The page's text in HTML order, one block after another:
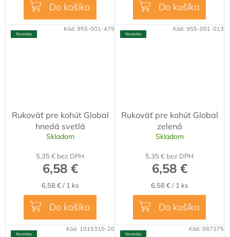
Do košíka Do košíka
Novinka
Rukoväť pre kohút Global
hnedá svetlá
Skladom
5,35 € bez DPH
6,58 €
Jednotková
cena:
6,58 € / 1 ks
Do košíka
Kód: 955-001-479
Novinka
Rukoväť pre kohút Global
zelená
Skladom
5,35 € bez DPH
6,58 €
Jednotková
cena:
6,58 € / 1 ks
Do košíka
Kód: 955-001-013
Novinka
Kód: 1015310-20
Novinka
Kód: 087275